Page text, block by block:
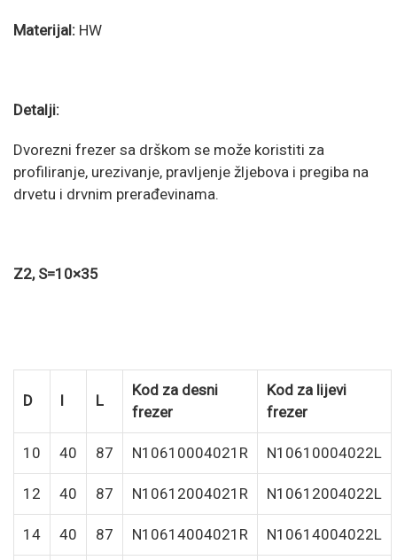
Materijal: HW
Detalji:
Dvorezni frezer sa drškom se može koristiti za
profiliranje, urezivanje, pravljenje žljebova i pregiba na
drvetu i drvnim prerađevinama.
Z2, S=10×35
D I L
Kod za desni
frezer
Kod za lijevi
frezer
10 40 87 N10610004021R N10610004022L
12 40 87 N10612004021R N10612004022L
14 40 87 N10614004021R N10614004022L